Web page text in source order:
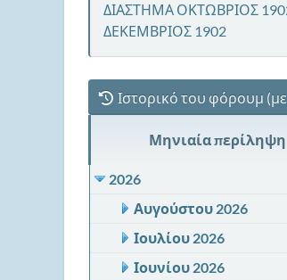
ΔΙΑΣΤΗΜΑ ΟΚΤΩΒΡΙΟΣ
ΔΕΚΕΜΒΡΙΟΣ 1902
Ιστορικό του φόρουμ
Μηνιαία περίληψη
2026
Αυγούστου 2026
Ιουλίου 2026
Ιουνίου 2026